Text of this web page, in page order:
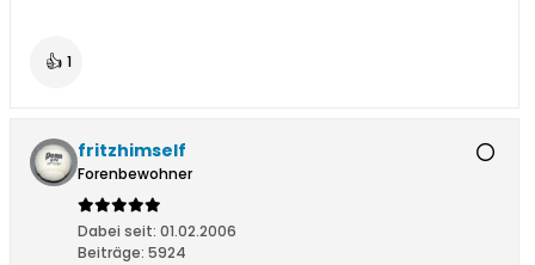
👍 1
fritzhimself
Forenbewohner
Dabei seit: 01.02.2006
Beiträge: 5924